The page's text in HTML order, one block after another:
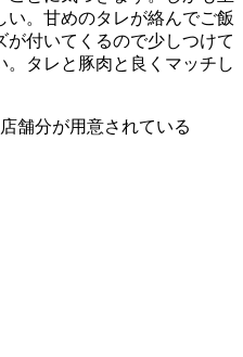
。甘めのタレが絡んでご飯
付いてくるので少しつけて
。タレと豚肉と良くマッチし
店舗分が用意されている